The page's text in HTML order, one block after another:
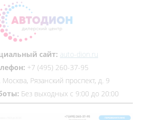
сайт: auto-dion.ru
+7 (495) 260-37-95
Москва, Рязанский проспект, д. 9
Без выходных с 9:00 до 20:00